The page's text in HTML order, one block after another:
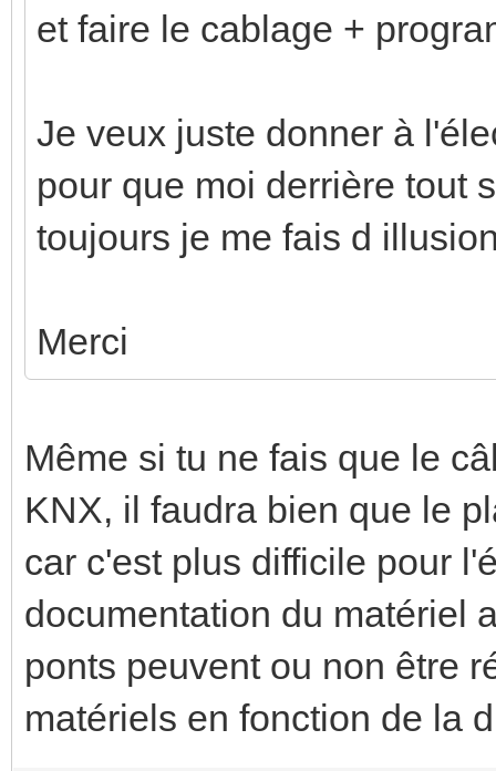
et faire le cablage +
Je veux juste donner à
pour que moi derrière tout
toujours je me fais d
Merci
Même si tu ne fais que le
KNX, il faudra bien que le
car c'est plus difficile pour
documentation du matériel
ponts peuvent ou non être
matériels en fonction de la